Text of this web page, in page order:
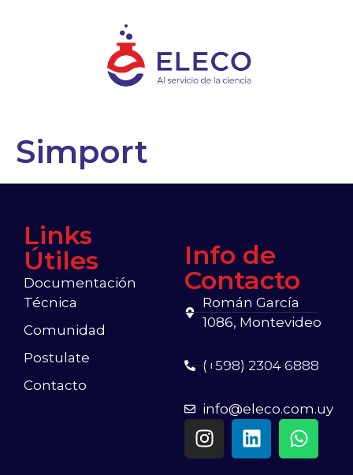
Simport
Links
Útiles
Documentación
Técnica
Comunidad
Postulate
Contacto
Info de
Contacto
Román García
1086, Montevideo
(+598) 2304 6888
info@eleco.com.uy